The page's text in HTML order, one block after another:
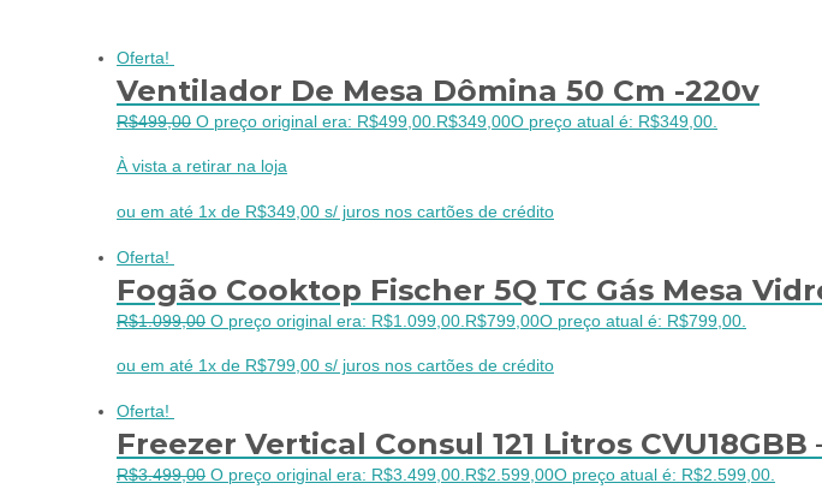
Oferta!
Ventilador De Mesa Dômina 50 Cm -220v
R$499,00 O preço original era: R$499,00. R$349,00O preço atual é: R$349,00.
À vista a retirar na loja
ou em até 1x de R$349,00 s/ juros nos cartões de crédito
Oferta!
Fogão Cooktop Fischer 5Q TC Gás Mesa
R$1.099,00 O preço original era: R$1.099,00. R$799,00O preço atual é: R$799,00.
ou em até 1x de R$799,00 s/ juros nos cartões de crédito
Oferta!
Freezer Vertical Consul 121 Litros CVU18GBB
R$3.499,00 O preço original era: R$3.499,00. R$2.599,00O preço atual é: R$2.599,00.